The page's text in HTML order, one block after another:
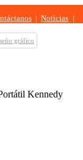
Noticias
gráfico
Kennedy